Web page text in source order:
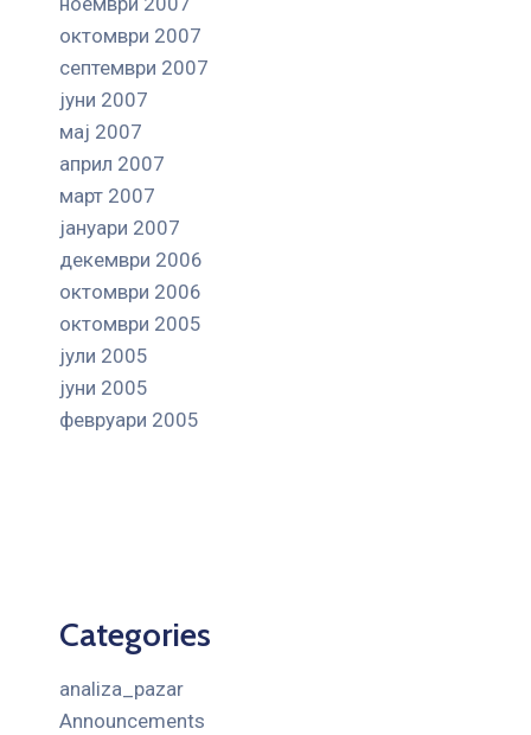
октомври 2007
септември 2007
јуни 2007
мај 2007
април 2007
март 2007
јануари 2007
декември 2006
октомври 2006
октомври 2005
јули 2005
јуни 2005
февруари 2005
Categories
analiza_pazar
Announcements